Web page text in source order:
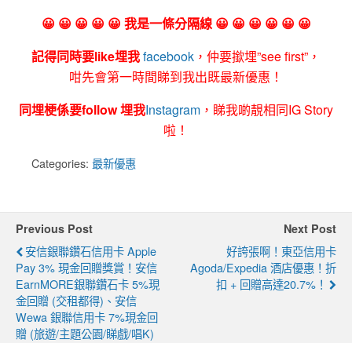
😀 😀 😀 😀 😀 我是一條分隔線 😀 😀 😀 😀 😀 😀
記得同時要like埋我facebook ，仲要撳埋”see first”，
咁先會第一時間睇到我出既最新優惠！
同埋梗係要follow 埋我Instagram ，睇我啲靚相同IG Story
啦！
Categories: 最新優惠
Previous Post
安信銀聯鑽石信用卡 Apple
Pay 3% 現金回贈獎賞！安信
EarnMORE銀聯鑽石卡 5%現
金回贈 (交租都得)、安信
Wewa 銀聯信用卡 7%現金回
贈 (旅遊/主題公園/睇戲/唱K)
Next Post
好誇張啊！東亞信用卡
Agoda/Expedia 酒店優惠！折
扣 + 回贈高達20.7%！